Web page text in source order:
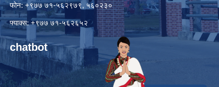
फोन: +९७७ ७१-५६२९७९, ५६०२३०
फ्याक्स: +९७७ ७१-५६२६५२
chatbot